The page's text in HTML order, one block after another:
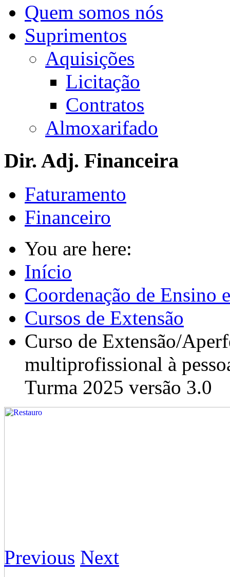
Quem somos nós
Suprimentos
Aquisições
Licitação
Contratos
Almoxarifado
Dir. Adj. Financeira
Faturamento
Financeiro
You are here:
Início
Coordenação de Ensino
Cursos de Extensão
Curso de Extensão/
multiprofissional à
Turma 2025 versão 3.0
Previous Next